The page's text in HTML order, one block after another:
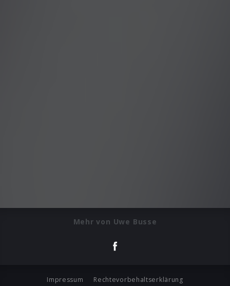
Mehr von Uwe Busse
Impressum Rechtevorbehaltserklärung